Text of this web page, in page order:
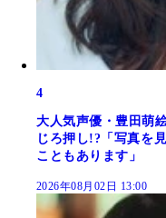
4
大人気声優・豊田萌
じろ押し!?「写真を
こともあります」
2026年08月02日 13:00